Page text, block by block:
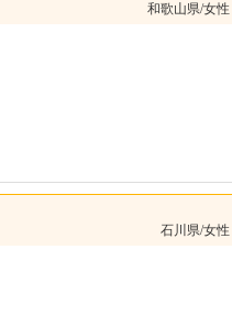
和歌山県/女性
石川県/女性